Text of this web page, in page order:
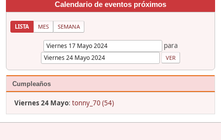
Calendario de eventos próximos
LISTA MES SEMANA
para
Cumpleaños
Viernes 24 Mayo: tonny_70 (54)